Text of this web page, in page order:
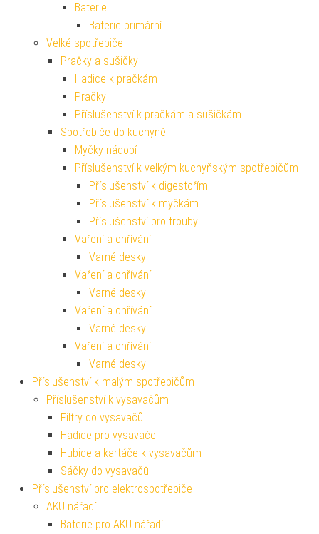
Baterie
Baterie primární
Velké spotřebiče
Pračky a sušičky
Hadice k pračkám
Pračky
Příslušenství k pračkám a sušičkám
Spotřebiče do kuchyně
Myčky nádobí
Příslušenství k velkým kuchyňským spotřebičům
Příslušenství k digestořím
Příslušenství k myčkám
Příslušenství pro trouby
Vaření a ohřívání
Varné desky
Vaření a ohřívání
Varné desky
Vaření a ohřívání
Varné desky
Vaření a ohřívání
Varné desky
Příslušenství k malým spotřebičům
Příslušenství k vysavačům
Filtry do vysavačů
Hadice pro vysavače
Hubice a kartáče k vysavačům
Sáčky do vysavačů
Příslušenství pro elektrospotřebiče
AKU nářadí
Baterie pro AKU nářadí